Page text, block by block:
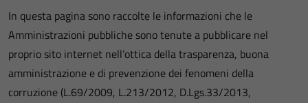
In questa pagina sono raccolte le informazioni che le
Amministrazioni pubbliche sono tenute a pubblicare nel
proprio sito internet nell’ottica della trasparenza, buona
amministrazione e di prevenzione dei fenomeni della
corruzione (L.69/2009, L.213/2012, D.Lgs.33/2013,